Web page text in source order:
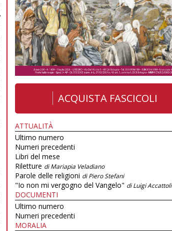
ACQUISTA FASCICOLI
ATTUALITÀ
Ultimo numero
Numeri precedenti
Libri del mese
Riletture di Mariapia Veladiano
Parole delle religioni di Piero Stefani
"Io non mi vergogno del Vangelo" di Luigi Accattoli
DOCUMENTI
Ultimo numero
Numeri precedenti
MORALIA